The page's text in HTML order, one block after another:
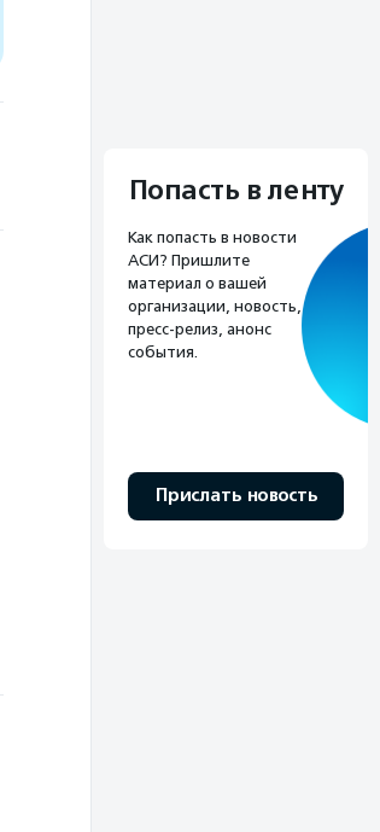
Попасть в ленту
Как попасть в новости
АСИ? Пришлите
материал о вашей
организации, новость,
пресс-релиз, анонс
события.
Прислать новость